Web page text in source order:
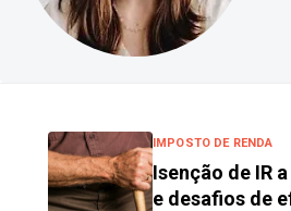
IMPOSTO DE RENDA
Isenção de IR
e desafios de